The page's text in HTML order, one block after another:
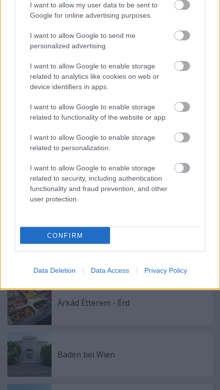
I want to allow my user data to be sent to
Google for online advertising purposes.
I want to allow Google to send me
personalized advertising.
I want to allow Google to enable storage
related to analytics like cookies on web or
device identifiers in apps.
I want to allow Google to enable storage
related to functionality of the website or app.
I want to allow Google to enable storage
related to personalization.
I want to allow Google to enable storage
related to security, including authentication
functionality and fraud prevention, and other
user protection.
CONFIRM
Data Deletion Data Access Privacy Policy
Két alkalommal ebédeltünk a fürdőben, mindkétszer
bisztró ételeket ettünk, lepényt és pizzát. Nekem
mindkettő ízlett és az árak is a fürdőhöz mérten
voltak megszabva.
Érdemes hétfő és csütörtök között látogatni
szezonon kívül a fürdőt, mert ilyenkor kevesen
és szezonban majdnem a duplája.
https://www.napfenyfurdoaquapolis.com/
Ajánlott bejegyzések:
Árkád Étterem - Érd
Baden bei Wien